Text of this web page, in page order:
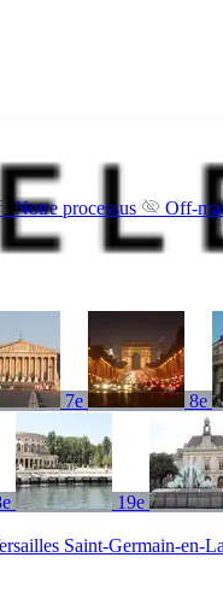
Notre processus Off-
7e 8e
19e
Saint-Germain-en-